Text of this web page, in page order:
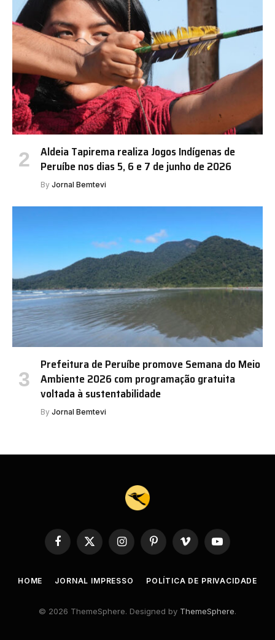
Aldeia Tapirema realiza Jogos Indígenas de
Peruíbe nos dias 5, 6 e 7 de junho de 2026
By Jornal Bemtevi
Prefeitura de Peruíbe promove Semana do Meio
Ambiente 2026 com programação gratuita
voltada à sustentabilidade
By Jornal Bemtevi
Facebook
X
InstagramPinterestVimeo YouTube
HOME JORNAL IMPRESSO POLÍTICA DE PRIVACIDADE
© 2026 ThemeSphere. Designed by ThemeSphere.